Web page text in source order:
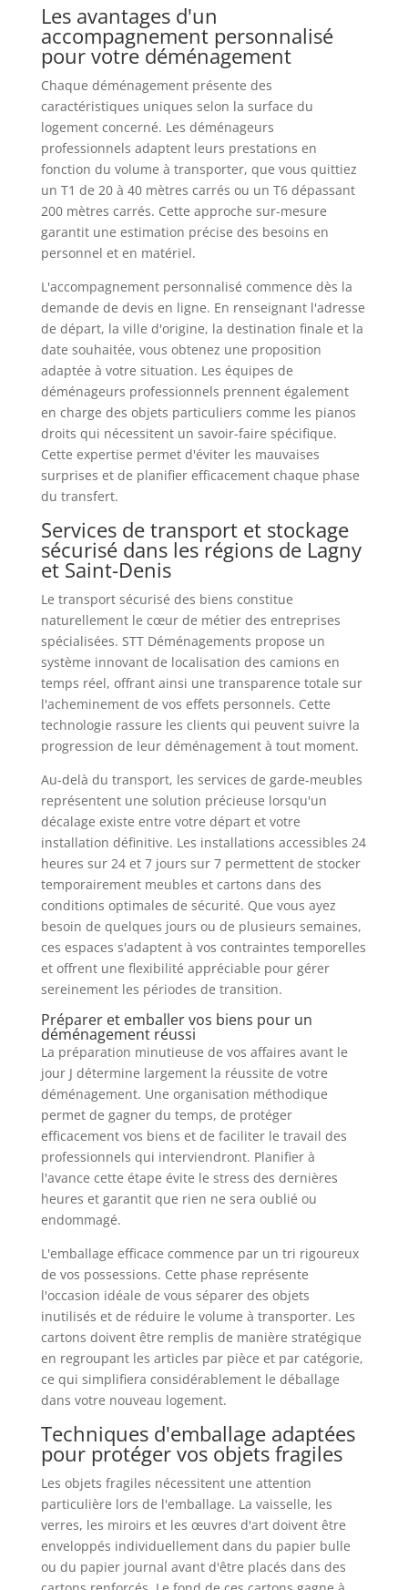
Les avantages d'un
accompagnement personnalisé
pour votre déménagement
Chaque déménagement présente des
caractéristiques uniques selon la surface du
logement concerné. Les déménageurs
professionnels adaptent leurs prestations en
fonction du volume à transporter, que vous quittiez
un T1 de 20 à 40 mètres carrés ou un T6 dépassant
200 mètres carrés. Cette approche sur-mesure
garantit une estimation précise des besoins en
personnel et en matériel.
L'accompagnement personnalisé commence dès la
demande de devis en ligne. En renseignant l'adresse
de départ, la ville d'origine, la destination finale et la
date souhaitée, vous obtenez une proposition
adaptée à votre situation. Les équipes de
déménageurs professionnels prennent également
en charge des objets particuliers comme les pianos
droits qui nécessitent un savoir-faire spécifique.
Cette expertise permet d'éviter les mauvaises
surprises et de planifier efficacement chaque phase
du transfert.
Services de transport et stockage
sécurisé dans les régions de Lagny
et Saint-Denis
Le transport sécurisé des biens constitue
naturellement le cœur de métier des entreprises
spécialisées. STT Déménagements propose un
système innovant de localisation des camions en
temps réel, offrant ainsi une transparence totale sur
l'acheminement de vos effets personnels. Cette
technologie rassure les clients qui peuvent suivre la
progression de leur déménagement à tout moment.
Au-delà du transport, les services de garde-meubles
représentent une solution précieuse lorsqu'un
décalage existe entre votre départ et votre
installation définitive. Les installations accessibles 24
heures sur 24 et 7 jours sur 7 permettent de stocker
temporairement meubles et cartons dans des
conditions optimales de sécurité. Que vous ayez
besoin de quelques jours ou de plusieurs semaines,
ces espaces s'adaptent à vos contraintes temporelles
et offrent une flexibilité appréciable pour gérer
sereinement les périodes de transition.
Préparer et emballer vos biens pour un
déménagement réussi
La préparation minutieuse de vos affaires avant le
jour J détermine largement la réussite de votre
déménagement. Une organisation méthodique
permet de gagner du temps, de protéger
efficacement vos biens et de faciliter le travail des
professionnels qui interviendront. Planifier à
l'avance cette étape évite le stress des dernières
heures et garantit que rien ne sera oublié ou
endommagé.
L'emballage efficace commence par un tri rigoureux
de vos possessions. Cette phase représente
l'occasion idéale de vous séparer des objets
inutilisés et de réduire le volume à transporter. Les
cartons doivent être remplis de manière stratégique
en regroupant les articles par pièce et par catégorie,
ce qui simplifiera considérablement le déballage
dans votre nouveau logement.
Techniques d'emballage adaptées
pour protéger vos objets fragiles
Les objets fragiles nécessitent une attention
particulière lors de l'emballage. La vaisselle, les
verres, les miroirs et les œuvres d'art doivent être
enveloppés individuellement dans du papier bulle
ou du papier journal avant d'être placés dans des